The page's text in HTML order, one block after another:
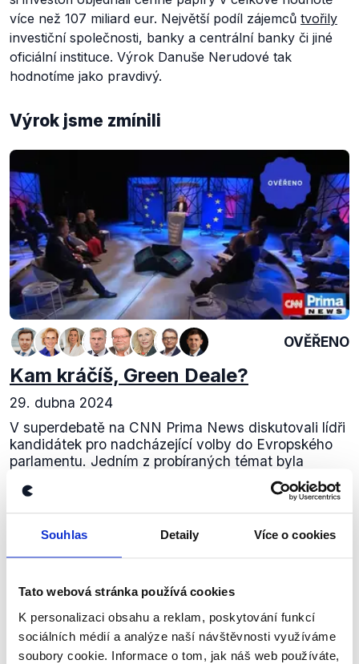
Souhlas Detaily Více o cookies
Tato webová stránka používá cookies
K personalizaci obsahu a reklam, poskytování funkcí
sociálních médií a analýze naší návštěvnosti využíváme
soubory cookie. Informace o tom, jak náš web používáte,
více než 107 miliard eur. Největší podíl zájemců tvořily
investiční společnosti, banky a centrální banky či jiné
oficiální instituce. Výrok Danuše Nerudové tak
hodnotíme jako pravdivý.
Výrok jsme zmínili
OVĚŘENO
Kam kráčíš, Green Deale?
29. dubna 2024
V superdebatě na CNN Prima News diskutovali lídři
kandidátek pro nadcházející volby do Evropského
parlamentu. Jedním z probíraných témat byla
i budoucnost Green Dealu neboli Zelené dohody...
Číst dál
Zůstaňme v kontaktu
Přihlaste se k odběru našeho
newsletteru nebowhatsappového